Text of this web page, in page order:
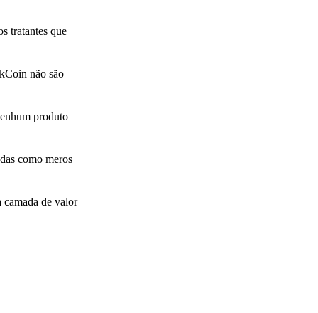
tratantes que
não são
produto
como meros
de valor